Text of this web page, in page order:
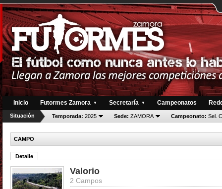
Inicio Futormes Zamora ▼ Secretaría ▼ Campeonatos
Situación Temporada: 2025 Sede: ZAMORA Campeonato: Sel.
CAMPO
Detalle
Valorio
2 Campos